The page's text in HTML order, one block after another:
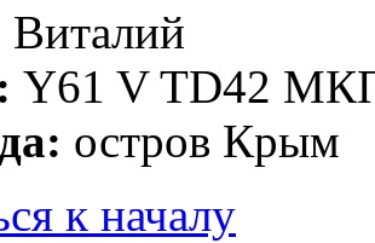
Виталий
Y61 V TD42
остров Крым
к началу